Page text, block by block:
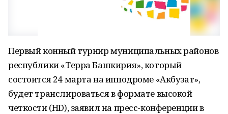
Первый конный турнир муниципальных районов
республики «Терра Башкирия», который
состоится 24 марта на ипподроме «Акбузат»,
будет транслироваться в формате высокой
четкости (HD), заявил на пресс-конференции в